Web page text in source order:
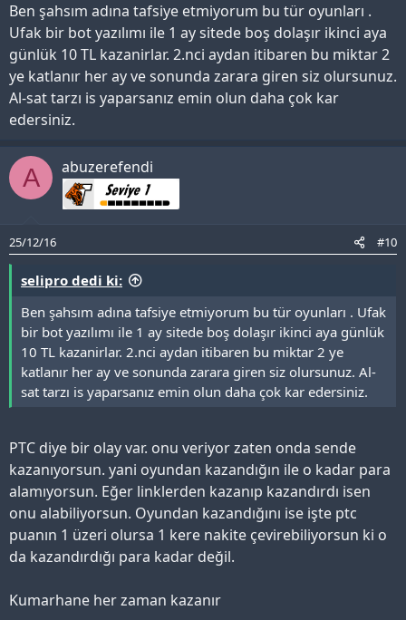
Ben şahsım adına tafsiye etmiyorum bu tür oyunları .
Ufak bir bot yazılımı ile 1 ay sitede boş dolaşır ikinci aya
günlük 10 TL kazanirlar. 2.nci aydan itibaren bu miktar 2
ye katlanır her ay ve sonunda zarara giren siz olursunuz.
Al-sat tarzı is yaparsanız emin olun daha çok kar
edersiniz.
A abuzerefendi
25/12/16 #10
selipro dedi ki:
Ben şahsım adına tafsiye etmiyorum bu tür oyunları . Ufak
bir bot yazılımı ile 1 ay sitede boş dolaşır ikinci aya günlük
10 TL kazanirlar. 2.nci aydan itibaren bu miktar 2 ye
katlanır her ay ve sonunda zarara giren siz olursunuz. Al-
sat tarzı is yaparsanız emin olun daha çok kar edersiniz.
PTC diye bir olay var. onu veriyor zaten onda sende
kazanıyorsun. yani oyundan kazandığın ile o kadar para
alamıyorsun. Eğer linklerden kazanıp kazandırdı isen
onu alabiliyorsun. Oyundan kazandığını ise işte ptc
puanın 1 üzeri olursa 1 kere nakite çevirebiliyorsun ki o
da kazandırdığı para kadar değil.
Kumarhane her zaman kazanır